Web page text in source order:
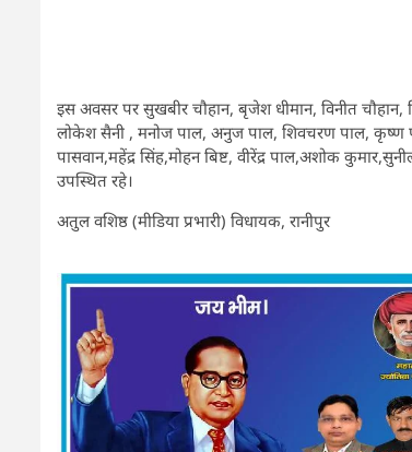
इस अवसर पर सुखबीर चौहान, बृजेश धीमान, विनीत चौहान,
लोकेश सैनी , मनोज पाल, अनुज पाल, शिवचरण पाल, कृष्ण
पासवान,महेंद्र सिंह,मोहन बिष्ट, वीरेंद्र पाल,अशोक
उपस्थित रहे।
अतुल वशिष्ठ (मीडिया प्रभारी) विधायक, रानीपुर